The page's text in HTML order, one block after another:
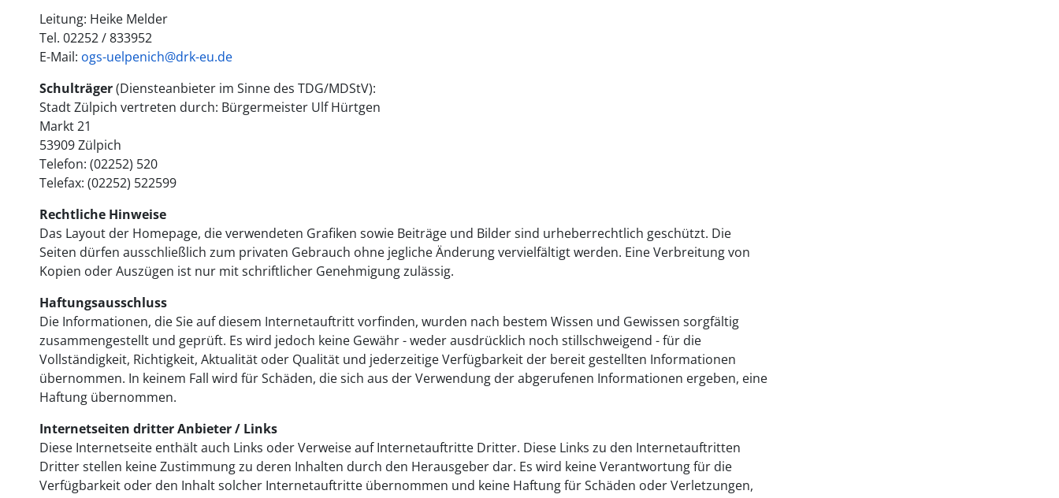
Leitung: Heike Melder
Tel. 02252 / 833952
E-Mail: ogs-uelpenich@drk-eu.de
Schulträger(Diensteanbieter im Sinne des TDG/MDStV):
Stadt Zülpich vertreten durch: Bürgermeister Ulf Hürtgen
Markt 21
53909 Zülpich
Telefon: (02252) 520
Telefax: (02252) 522599
Rechtliche Hinweise
Das Layout der Homepage, die verwendeten Grafiken sowie Beiträge und Bilder sind urheberrechtlich geschützt. Die
Seiten dürfen ausschließlich zum privaten Gebrauch ohne jegliche Änderung vervielfältigt werden. Eine Verbreitung von
Kopien oder Auszügen ist nur mit schriftlicher Genehmigung zulässig.
Haftungsausschluss
Die Informationen, die Sie auf diesem Internetauftritt vorfinden, wurden nach bestem Wissen und Gewissen sorgfältig
zusammengestellt und geprüft. Es wird jedoch keine Gewähr - weder ausdrücklich noch stillschweigend - für die
Vollständigkeit, Richtigkeit, Aktualität oder Qualität und jederzeitige Verfügbarkeit der bereit gestellten Informationen
übernommen. In keinem Fall wird für Schäden, die sich aus der Verwendung der abgerufenen Informationen ergeben, eine
Haftung übernommen.
Internetseiten dritter Anbieter / Links
Diese Internetseite enthält auch Links oder Verweise auf Internetauftritte Dritter. Diese Links zu den Internetauftritten
Dritter stellen keine Zustimmung zu deren Inhalten durch den Herausgeber dar. Es wird keine Verantwortung für die
Verfügbarkeit oder den Inhalt solcher Internetauftritte übernommen und keine Haftung für Schäden oder Verletzungen,